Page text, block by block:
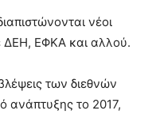
νέοι
ΔΕΗ, ΕΦΚΑ και αλλού.
των διεθνών
ανάπτυξης το 2017,